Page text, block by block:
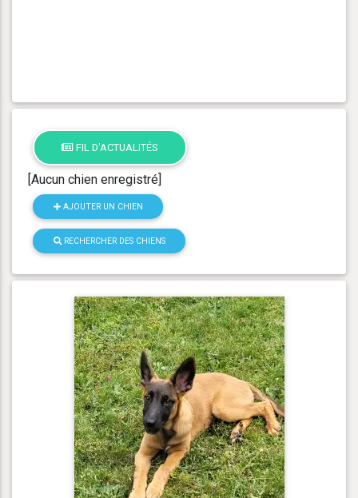
FIL D'ACTUALITÉS
[Aucun chien enregistré]
AJOUTER UN CHIEN
RECHERCHER DES CHIENS